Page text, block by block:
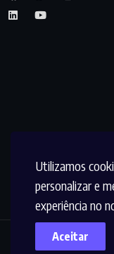
Utilizamos
personalizar e
experiência no
Aceitar